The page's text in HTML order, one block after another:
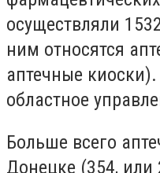
осуществляли
ним относятся
аптечные
областное
Больше всего
Донецке (354, или